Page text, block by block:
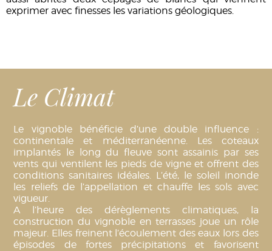
exprimer avec finesses les variations géologiques.
Le Climat
Le vignoble bénéficie d’une double influence :
continentale et méditerranéenne. Les coteaux
implantés le long du fleuve sont assainis par ses
vents qui ventilent les pieds de vigne et offrent des
conditions sanitaires idéales. L’été, le soleil inonde
les reliefs de l’appellation et chauffe les sols avec
vigueur.
A l’heure des dérèglements climatiques, la
construction du vignoble en terrasses joue un rôle
majeur. Elles freinent l’écoulement des eaux lors des
épisodes de fortes précipitations et favorisent